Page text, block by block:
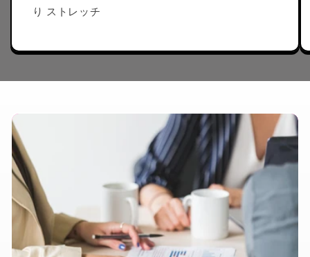
り ストレッチ